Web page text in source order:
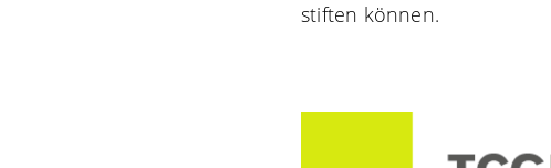
stiften können.